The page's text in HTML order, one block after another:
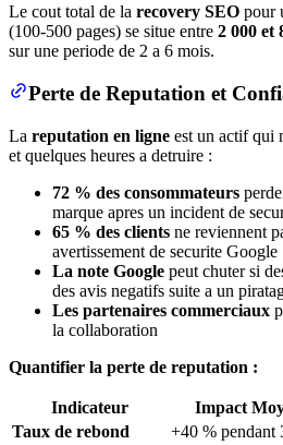
Le cout total de la recovery SEO pour
(100-500 pages) se situe entre 2 000 et
sur une periode de 2 a 6 mois.
Perte de Reputation et
La reputation en ligne est un actif qui
et quelques heures a detruire :
72 % des consommateurs
marque apres un incident de
65 % des clients ne reviennent
avertissement de securite Google
La note Google peut chuter si
des avis negatifs suite a un
Les partenaires commerciaux
la collaboration
Quantifier la perte de reputation :
Indicateur Impact
Taux de rebond
+40 % pendant